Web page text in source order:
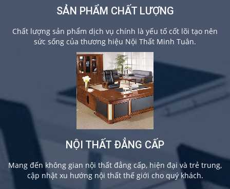
SẢN PHẨM CHẤT LƯỢNG
Chất lượng sản phẩm dịch vụ chính là yếu tố cốt lõi tạo nên
sức sống của thương hiệu Nội Thất Minh Tuân.
NỘI THẤT ĐẲNG CẤP
Mang đến không gian nội thất đẳng cấp, hiện đại và trẻ trung,
cập nhật xu hướng nội thất thế giới cho quý khách.